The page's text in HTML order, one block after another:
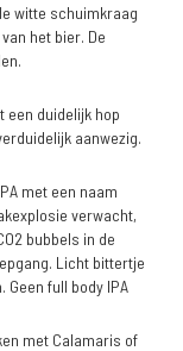
witte schuimkraag
het bier. De
een duidelijk hop
aanwezig.
met een naam
verwacht,
bubbels in de
Licht bittertje
Geen full body IPA
met Calamaris of